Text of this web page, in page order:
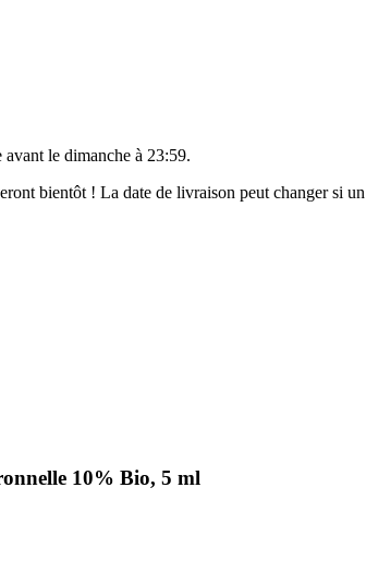
avant le dimanche à 23:59.
bientôt ! La date de livraison peut changer si
10% Bio, 5 ml